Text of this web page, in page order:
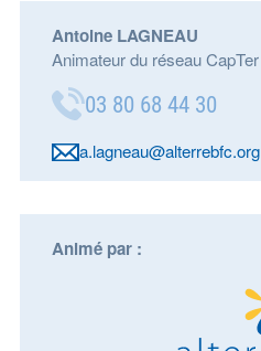
Antoine LAGNEAU
Animateur du réseau CapTer
03 80 68 44 30
a.lagneau@alterrebfc.org
Animé par :